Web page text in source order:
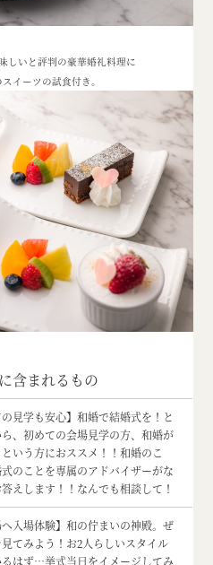
しいと評判の豪華婚礼料理に
イーツの試食付き。
含まれるもの
の見学も安心】和婚で結婚式を！と
、初めての会場見学の方、和婚が
いう方におススメ！！和婚のこ
のことを専属のアドバイザーがな
えします！！なんでも相談して！
へ入場体験】和の佇まいの神殿。ぜ
てみよう！お2人らしいスタイル
るはず…挙式当日をイメージしてみ